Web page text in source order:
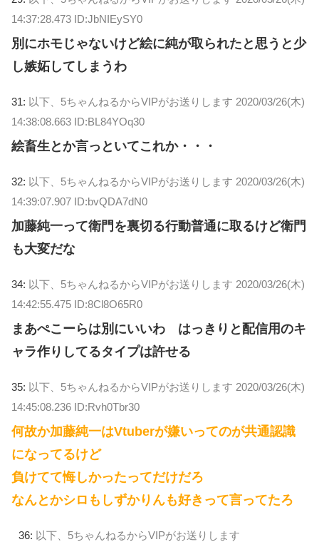
14:37:28.473 ID:JbNIEySY0
別にホモじゃないけど絵に純が取られたと思うと少
し嫉妬してしまうわ
31: 以下、5ちゃんねるからVIPがお送りします 2020/03/26(木)
14:38:08.663 ID:BL84YOq30
絵畜生とか言っといてこれか・・・
32: 以下、5ちゃんねるからVIPがお送りします 2020/03/26(木)
14:39:07.907 ID:bvQDA7dN0
加藤純一って衛門を裏切る行動普通に取るけど衛門
も大変だな
34: 以下、5ちゃんねるからVIPがお送りします 2020/03/26(木)
14:42:55.475 ID:8Cl8O65R0
まあぺこーらは別にいいわ はっきりと配信用のキ
ャラ作りしてるタイプは許せる
35: 以下、5ちゃんねるからVIPがお送りします 2020/03/26(木)
14:45:08.236 ID:Rvh0Tbr30
何故か加藤純一はVtuberが嫌いってのが共通認識
になってるけど
負けてて悔しかったってだけだろ
なんとかシロもしずかりんも好きって言ってたろ
36: 以下、5ちゃんねるからVIPがお送りします